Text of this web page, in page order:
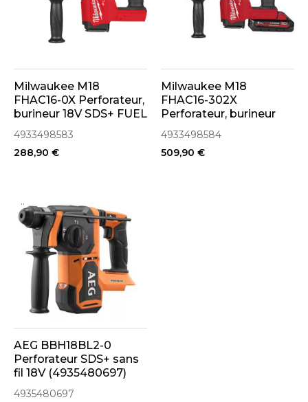
Milwaukee M18
FHAC16-0X Perforateur,
burineur 18V SDS+ FUEL
(4933498583)
4933498583
288,90 €
Milwaukee M18
FHAC16-302X
Perforateur, burineur
18V SDS+ FUEL 2x3Ah
HIGH OUTPUT
(4933498584)
4933498584
509,90 €
..
AEG BBH18BL2-0
Perforateur SDS+ sans
fil 18V (4935480697)
4935480697